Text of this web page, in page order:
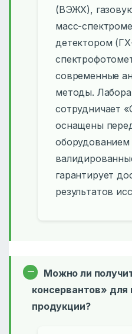
(ВЭЖХ),
масс-
детектором
современные
методы.
сотрудничает
оснащены
гарантирует
результатов
Можно ли
консервантов» для
продукции?